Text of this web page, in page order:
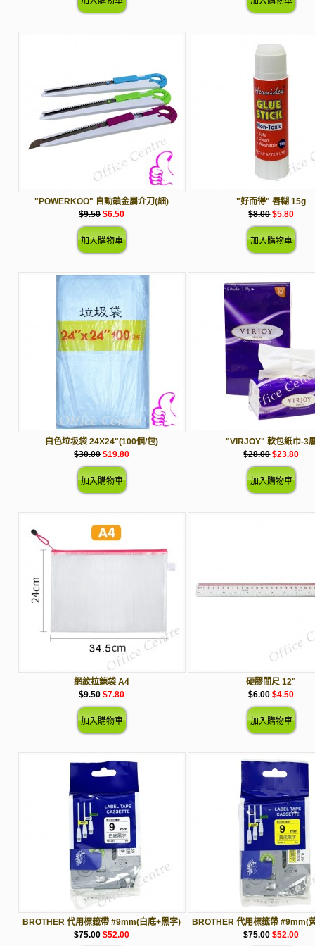
"POWERKOO" 自動鎖金屬介刀(細)
$9.50 $6.50
"好而得" 唇糊 15g
$8.00 $5.80
白色垃圾袋 24X24"(100個/包)
$30.00 $19.80
"VIRJOY" 軟包紙巾-3
$28.00 $23.80
網紋拉錬袋 A4
$9.50 $7.80
硬膠間尺 12"
$6.00 $4.50
BROTHER 代用標籤帶 #9mm(白底+黑字)
$75.00 $52.00
BROTHER 代用標籤帶 #9mm(
$75.00 $52.00